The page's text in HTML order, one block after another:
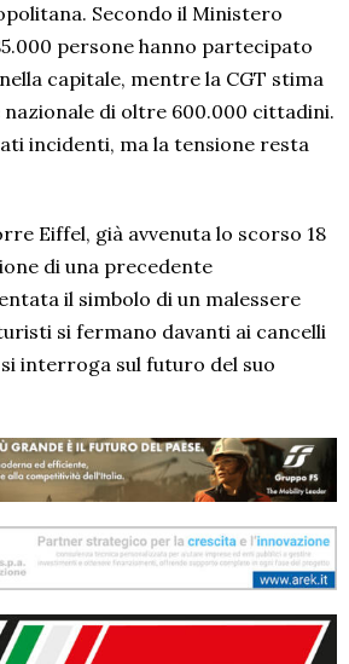
Secondo il Ministero
persone hanno partecipato
capitale, mentre la CGT stima
di oltre 600.000 cittadini.
incidenti, ma la tensione resta
Eiffel, già avvenuta lo scorso 18
di una precedente
il simbolo di un malessere
si fermano davanti ai cancelli
interroga sul futuro del suo